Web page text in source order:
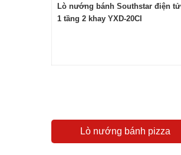
Lò nướng bánh Southstar điện tử
1 tầng 2 khay YXD-20CI
Lò nướng bánh pizza